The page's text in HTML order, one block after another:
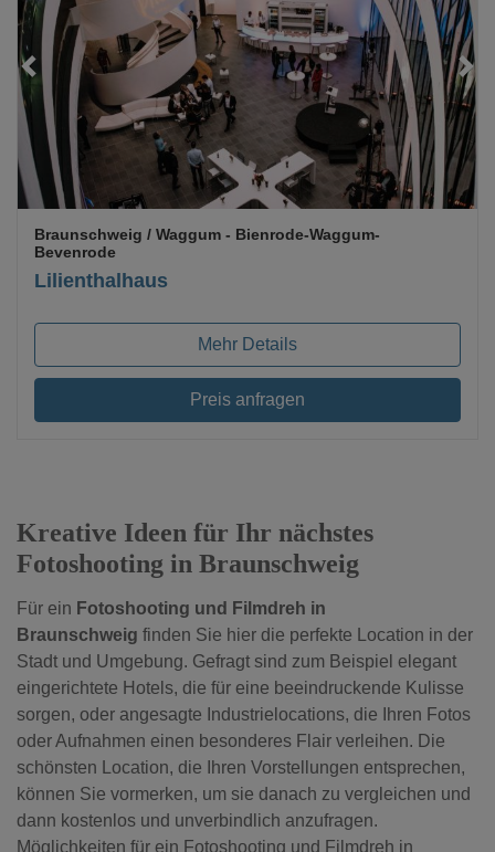
Loading...
Lilienthalhaus
Braunschweig / Waggum - Bienrode-Waggum-
Bevenrode
Mehr Details
Preis anfragen
Kreative Ideen für Ihr nächstes
Fotoshooting in Braunschweig
Für ein Fotoshooting und Filmdreh in
Braunschweig finden Sie hier die perfekte Location in der
Stadt und Umgebung. Gefragt sind zum Beispiel elegant
eingerichtete Hotels, die für eine beeindruckende Kulisse
sorgen, oder angesagte Industrielocations, die Ihren Fotos
oder Aufnahmen einen besonderes Flair verleihen. Die
schönsten Location, die Ihren Vorstellungen entsprechen,
können Sie vormerken, um sie danach zu vergleichen und
dann kostenlos und unverbindlich anzufragen.
Möglichkeiten für ein Fotoshooting und Filmdreh in